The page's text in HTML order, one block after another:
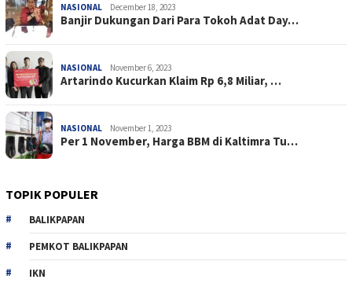
NASIONAL December 18, 2023
Banjir Dukungan Dari Para Tokoh Adat Day…
NASIONAL November 6, 2023
Artarindo Kucurkan Klaim Rp 6,8 Miliar, …
NASIONAL November 1, 2023
Per 1 November, Harga BBM di Kaltimra Tu…
TOPIK POPULER
BALIKPAPAN
PEMKOT BALIKPAPAN
IKN